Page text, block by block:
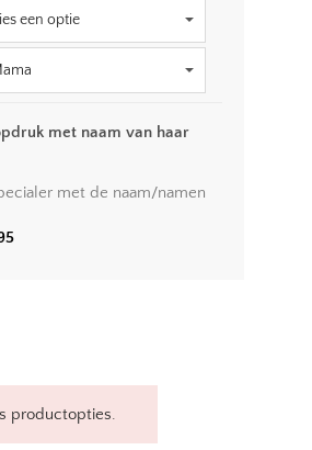
met naam van haar
met de naam/namen
productopties.